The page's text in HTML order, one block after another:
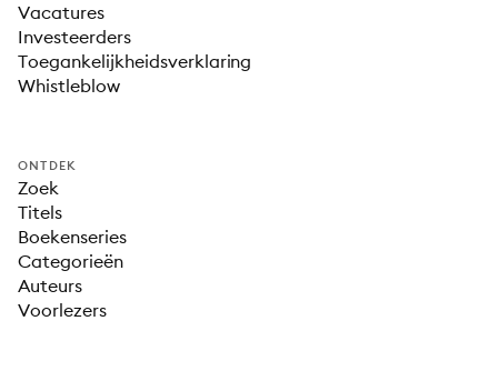
Vacatures
Investeerders
Toegankelijkheidsverklaring
Whistleblow
ONTDEK
Zoek
Titels
Boekenseries
Categorieën
Auteurs
Voorlezers